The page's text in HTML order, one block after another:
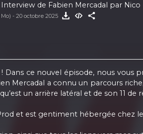
de Fabien Mercadal par Nico
- 20 octobre 2025
Dans ce nouvel épisode, nous
Mercadal a connu un parcours
un arrière latéral et de son 11 de
et est gentiment hébergée chez